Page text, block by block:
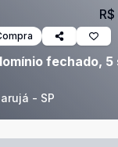
fechado, 5
- SP